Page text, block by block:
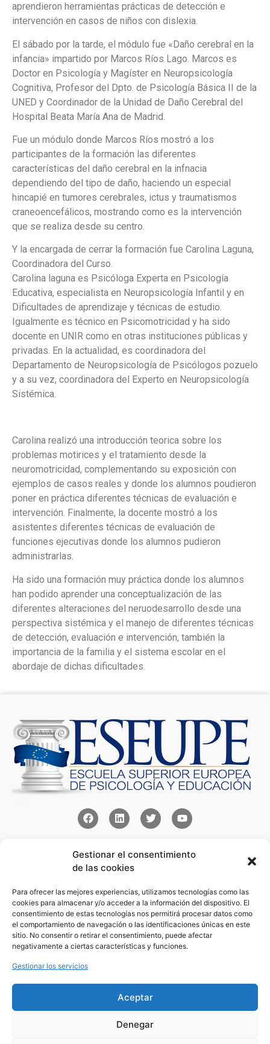
Gestionar el consentimiento
de las cookies
Para ofrecer las mejores experiencias, utilizamos tecnologías como las
cookies para almacenar y/o acceder a la información del dispositivo. El
consentimiento de estas tecnologías nos permitirá procesar datos como
el comportamiento de navegación o las identificaciones únicas en este
sitio. No consentir o retirar el consentimiento, puede afectar
negativamente a ciertas características y funciones.
Gestionar los servicios
Aceptar
Denegar
aprendieron herramientas prácticas de detección e
intervención en casos de niños con dislexia.
El sábado por la tarde, el módulo fue «Daño cerebral en la
infancia» impartido por Marcos Ríos Lago. Marcos es
Doctor en Psicología y Magíster en Neuropsicología
Cognitiva, Profesor del Dpto. de Psicología Básica II de la
UNED y Coordinador de la Unidad de Daño Cerebral del
Hospital Beata María Ana de Madrid.
Fue un módulo donde Marcos Ríos mostró a los
participantes de la formación las diferentes
características del daño cerebral en la infnacia
dependiendo del tipo de daño, haciendo un especial
hincapié en tumores cerebrales, ictus y traumatismos
craneoencefálicos, mostrando como es la intervención
que se realiza desde su centro.
Y la encargada de cerrar la formación fue Carolina Laguna,
Coordinadora del Curso.
Carolina laguna es Psicóloga Experta en Psicología
Educativa, especialista en Neuropsicología Infantil y en
Dificultades de aprendizaje y técnicas de estudio.
Igualmente es técnico en Psicomotricidad y ha sido
docente en UNIR como en otras instituciones públicas y
privadas. En la actualidad, es coordinadora del
Departamento de Neuropsicología de Psicólogos pozuelo
y a su vez, coordinadora del Experto en Neuropsicología
Sistémica.
Carolina realizó una introducción teorica sobre los
problemas motirices y el tratamiento desde la
neuromotricidad, complementando su exposición con
ejemplos de casos reales y donde los alumnos poudieron
poner en práctica diferentes técnicas de evaluación e
intervención. Finalmente, la docente mostró a los
asistentes diferentes técnicas de evaluación de
funciones ejecutivas donde los alumnos pudieron
administrarlas.
Ha sido una formación muy práctica donde los alumnos
han podido aprender una conceptualización de las
diferentes alteraciones del neruodesarrollo desde una
perspectiva sistémica y el manejo de diferentes técnicas
de detección, evaluación e intervención, también la
importancia de la familia y el sistema escolar en el
abordaje de dichas dificultades.
Contacto
Av Juan XXIII 15b Pozuelo de Alarcón – Madrid
admin@eseupe.com
Links
Norlan Digital Marketing Para Psicólogos
Psicólogos Pozuelo
Editorial Sentir
Legal